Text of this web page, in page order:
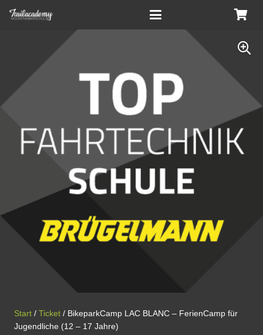
Start / Ticket / BikeparkCamp LAC BLANC – FerienCamp für
Jugendliche (12 – 17 Jahre)